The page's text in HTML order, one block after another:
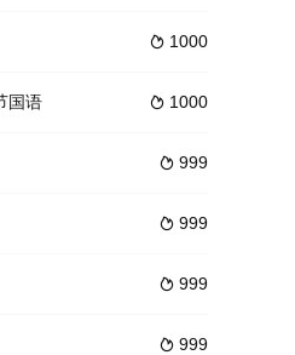
让人羡慕的烦恼：在课堂上、课堂外
 1000
 1000
国语
 999
 999
 999
 999